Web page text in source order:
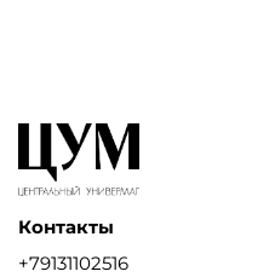
Контакты
+79131102516